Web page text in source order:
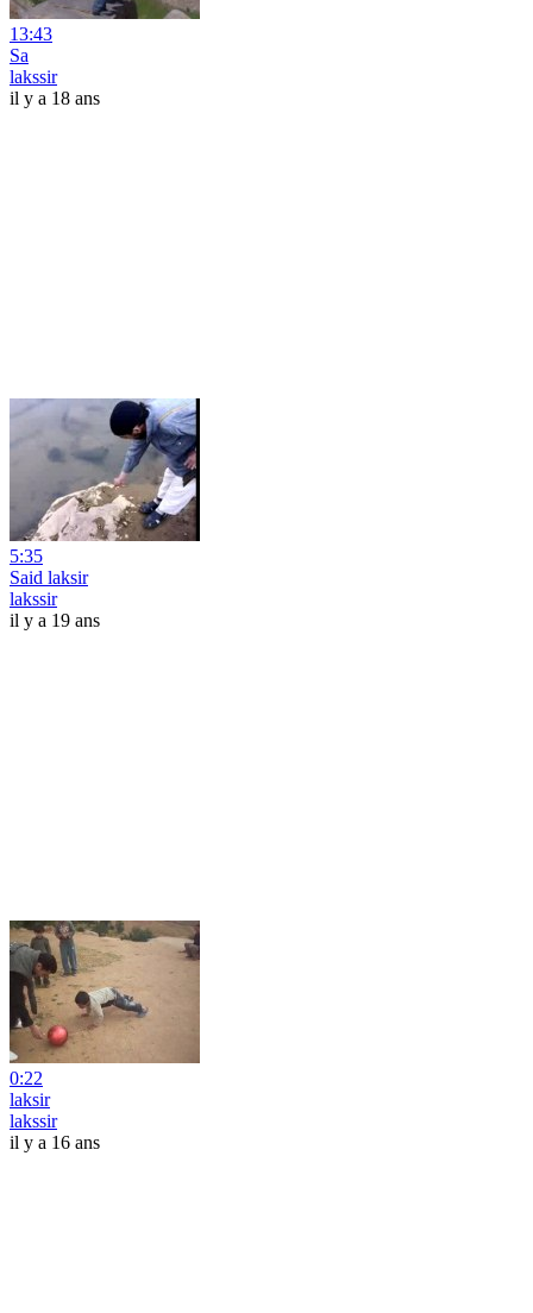
13:43
Sa
lakssir
il y a 18 ans
5:35
Said laksir
lakssir
il y a 19 ans
0:22
laksir
lakssir
il y a 16 ans